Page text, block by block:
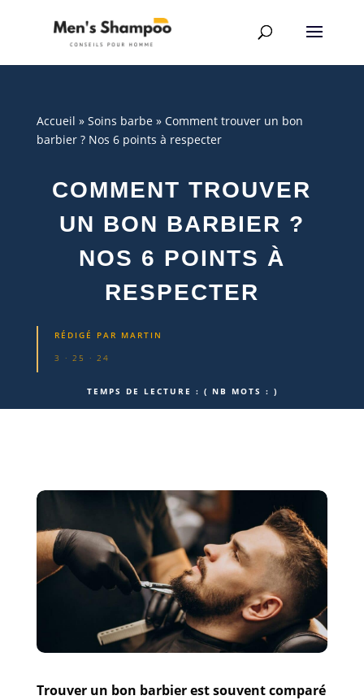
Accueil » Soins barbe» Comment trouver un bon
barbier ? Nos 6 points à respecter
COMMENT TROUVER
UN BON BARBIER ?
NOS 6 POINTS À
RESPECTER
RÉDIGÉ PAR MARTIN
3 · 25 · 24
TEMPS DE LECTURE : ( NB MOTS : )
Trouver un bon barbier est souvent comparé